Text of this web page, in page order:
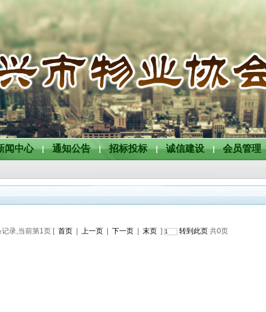
闻中心 | 通知公告 | 招标投标 | 诚信建设 | 会员管理
记录,当前第1页 [ 首页 上一页 下一页 末页 ] 转到此页 共0页